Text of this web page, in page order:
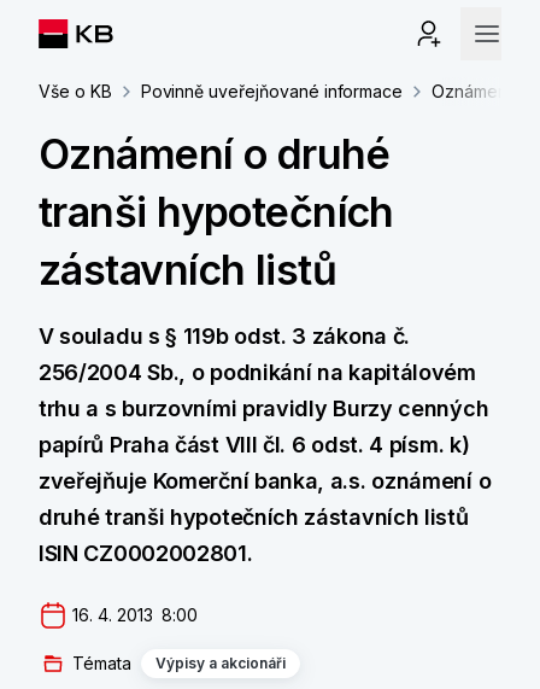
Vše o KB Povinně uveřejňované informace Oznámení o
Oznámení o druhé
tranši hypotečních
zástavních listů
V souladu s § 119b odst. 3 zákona č.
256/2004 Sb., o podnikání na kapitálovém
trhu a s burzovními pravidly Burzy cenných
papírů Praha část VIII čl. 6 odst. 4 písm. k)
zveřejňuje Komerční banka, a.s. oznámení o
druhé tranši hypotečních zástavních listů
ISIN CZ0002002801.
16. 4. 2013  8:00
Témata Výpisy a akcionáři